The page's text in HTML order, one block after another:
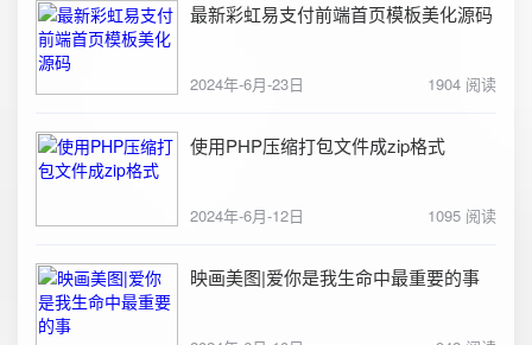
最新彩虹易支付前端首页模板美化源码
2024年-6月-23日 1904 阅读
使用PHP压缩打包文件成zip格式
2024年-6月-12日 1095 阅读
映画美图|爱你是我生命中最重要的事